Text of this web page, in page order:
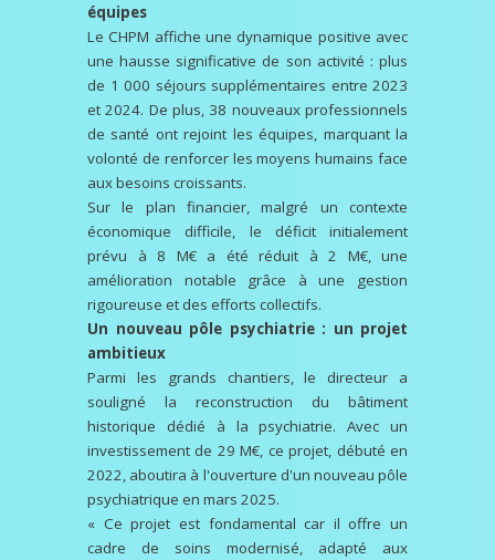
équipes
Le CHPM affiche une dynamique positive avec
une hausse significative de son activité : plus
de 1 000 séjours supplémentaires entre 2023
et 2024. De plus, 38 nouveaux professionnels
de santé ont rejoint les équipes, marquant la
volonté de renforcer les moyens humains face
aux besoins croissants.
Sur le plan financier, malgré un contexte
économique difficile, le déficit initialement
prévu à 8 M€ a été réduit à 2 M€, une
amélioration notable grâce à une gestion
rigoureuse et des efforts collectifs.
Un nouveau pôle psychiatrie : un projet
ambitieux
Parmi les grands chantiers, le directeur a
souligné la reconstruction du bâtiment
historique dédié à la psychiatrie. Avec un
investissement de 29 M€, ce projet, débuté en
2022, aboutira à l'ouverture d'un nouveau pôle
psychiatrique en mars 2025.
« Ce projet est fondamental car il offre un
cadre de soins modernisé, adapté aux